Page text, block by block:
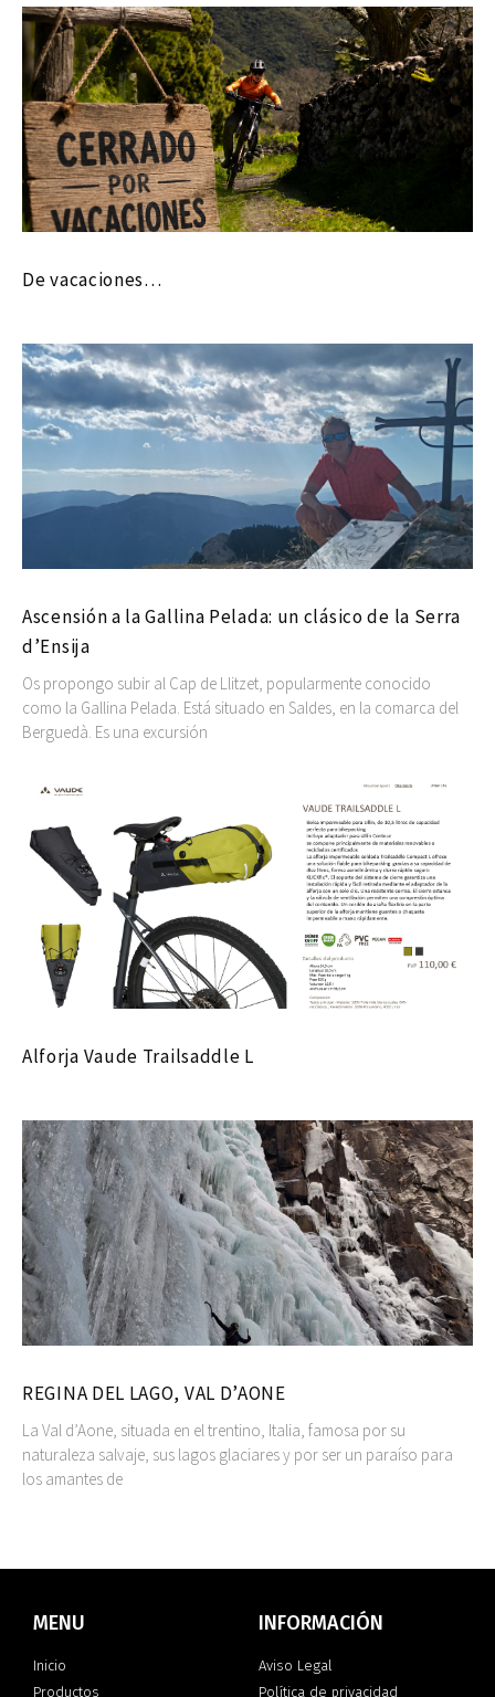
De vacaciones…
Ascensión a la Gallina Pelada: un clásico de la Serra
d’Ensija
Os propongo subir al Cap de Llitzet, popularmente conocido
como la Gallina Pelada. Está situado en Saldes, en la comarca del
Berguedà. Es una excursión
Alforja Vaude Trailsaddle L
REGINA DEL LAGO, VAL D’AONE
La Val d’Aone, situada en el trentino, Italia, famosa por su
naturaleza salvaje, sus lagos glaciares y por ser un paraíso para
los amantes de
MENU
Inicio
Productos
INFORMACIÓN
Aviso Legal
Política de privacidad